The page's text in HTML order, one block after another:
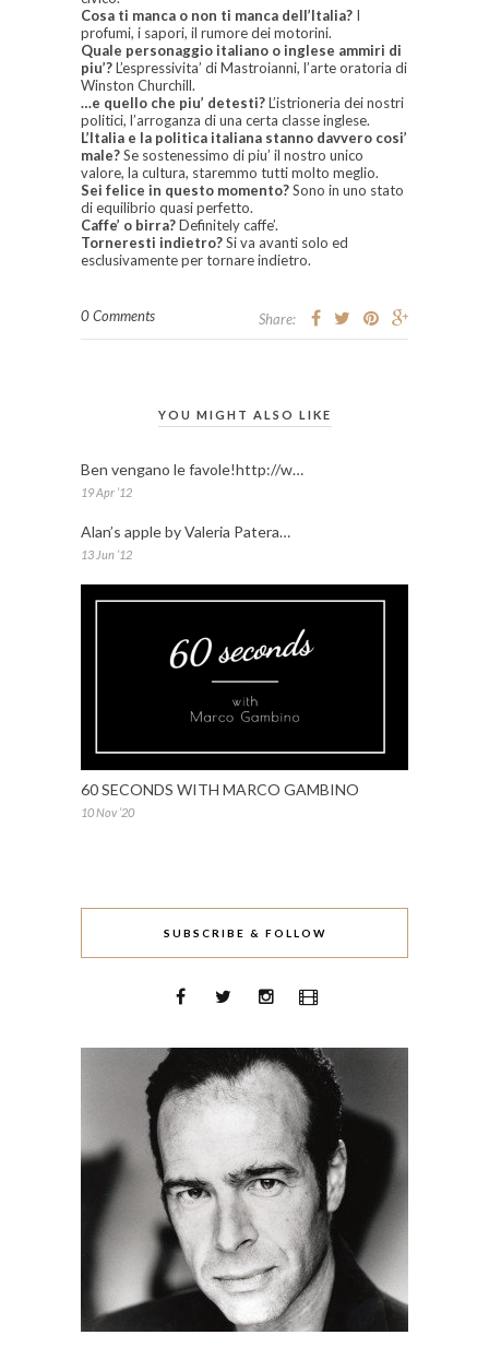
Cosa ti manca o non ti manca dell’Italia? I
profumi, i sapori, il rumore dei motorini.
Quale personaggio italiano o inglese ammiri di
piu’?L’espressivita’ di Mastroianni, l’arte oratoria di
Winston Churchill.
…e quello che piu’ detesti?L’istrioneria dei nostri
politici, l’arroganza di una certa classe inglese.
L’Italia e la politica italiana stanno davvero cosi’
male?Se sostenessimo di piu’ il nostro unico
valore, la cultura, staremmo tutti molto meglio.
Sei felice in questo momento?Sono in uno stato
di equilibrio quasi perfetto.
Caffe’ o birra?Definitely caffe’.
Torneresti indietro?Si va avanti solo ed
esclusivamente per tornare indietro.
0 Comments Share:
YOU MIGHT ALSO LIKE
Ben vengano le favole!http://w…
19 Apr ’12
Alan’s apple by Valeria Patera…
13 Jun ’12
60 SECONDS WITH MARCO GAMBINO
10 Nov ’20
SUBSCRIBE & FOLLOW